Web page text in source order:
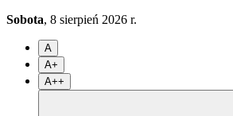
Sobota, 8 sierpień 2026 r.
A
A+
A++